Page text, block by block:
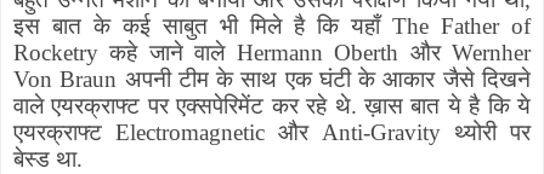
इस बात के कई साबुत भी मिले है कि यहाँ The Father of
Rocketry कहे जाने वाले Hermann Oberth और Wernher
Von Braun अपनी टीम के साथ एक घंटी के आकार जैसे दिखने
वाले एयरक्राफ्ट पर एक्सपेरिमेंट कर रहे थे. ख़ास बात ये है कि ये
एयरक्राफ्ट Electromagnetic और Anti-Gravity थ्योरी पर
बेस्ड था.